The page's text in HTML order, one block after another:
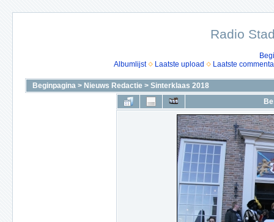
Radio
Albumlijst
Laatste upload Laatste
Beginpagina > Nieuws Redactie > Sinterklaas 2018